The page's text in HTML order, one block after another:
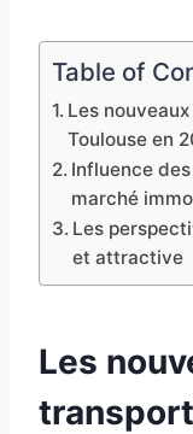
Table of
Les
Toulouse en
Influence
marché
Les
et attractive
Les